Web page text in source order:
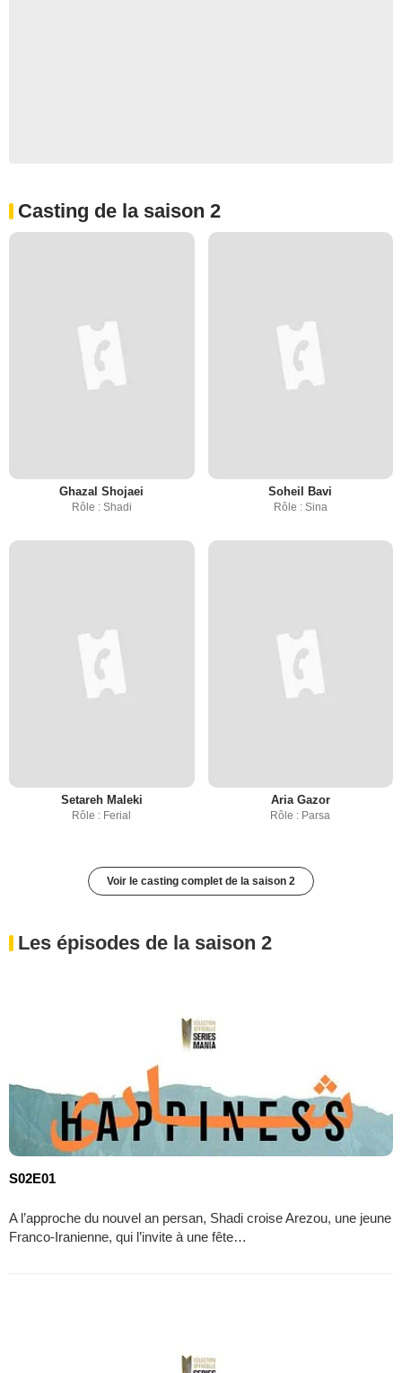
Casting de la saison 2
Ghazal Shojaei
Rôle : Shadi
Soheil Bavi
Rôle : Sina
Setareh Maleki
Rôle : Ferial
Aria Gazor
Rôle : Parsa
Voir le casting complet de la saison 2
Les épisodes de la saison 2
S02E01
A l’approche du nouvel an persan, Shadi croise Arezou, une jeune
Franco-Iranienne, qui l’invite à une fête…